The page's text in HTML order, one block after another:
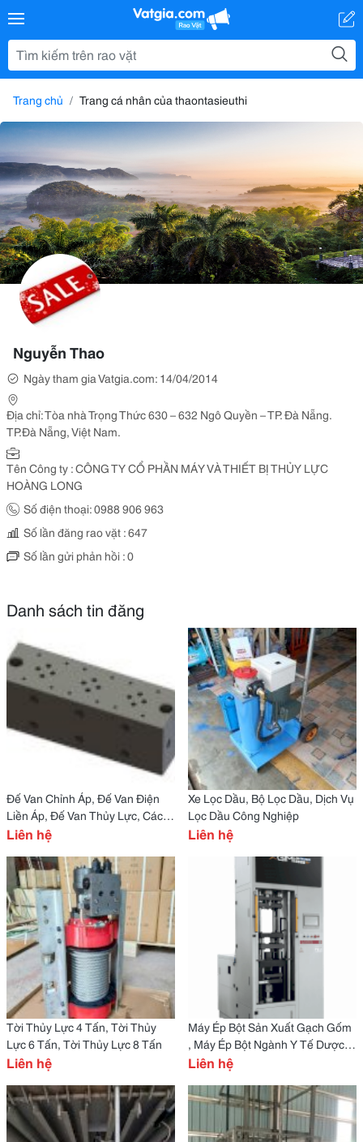
Trang chủ Trang cá nhân của thaontasieuthi
Nguyễn Thao
Ngày tham gia Vatgia.com: 14/04/2014
Địa chỉ: Tòa nhà Trọng Thức 630 – 632 Ngô Quyền – TP. Ðà Nẵng.
TP.Ðà Nẵng, Việt Nam.
Tên Công ty : CÔNG TY CỔ PHẦN MÁY VÀ THIẾT BỊ THỦY LỰC
HOÀNG LONG
Số điện thoại: 0988 906 963
Số lần đăng rao vặt : 647
Số lần gửi phản hồi : 0
Danh sách tin đăng
Đế Van Chỉnh Áp, Đế Van Điện
Liền Áp, Đế Van Thủy Lực, Các
Loại Đế Van Thủy Lực,
Liên hệ
Xe Lọc Dầu, Bộ Lọc Dầu, Dịch Vụ
Lọc Dầu Công Nghiệp
Liên hệ
Tời Thủy Lực 4 Tấn, Tời Thủy
Lực 6 Tấn, Tời Thủy Lực 8 Tấn
Liên hệ
Máy Ép Bột Sản Xuất Gạch Gốm
, Máy Ép Bột Ngành Y Tế Dược
Phẩm, Máy Ép Bột Sản Xuất
Liên hệ